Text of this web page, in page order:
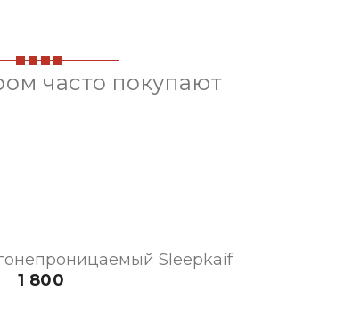
часто покупают
Sleepkaif
1 800